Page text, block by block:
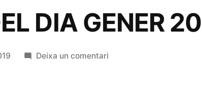
DIA GENER
Deixa un comentaria